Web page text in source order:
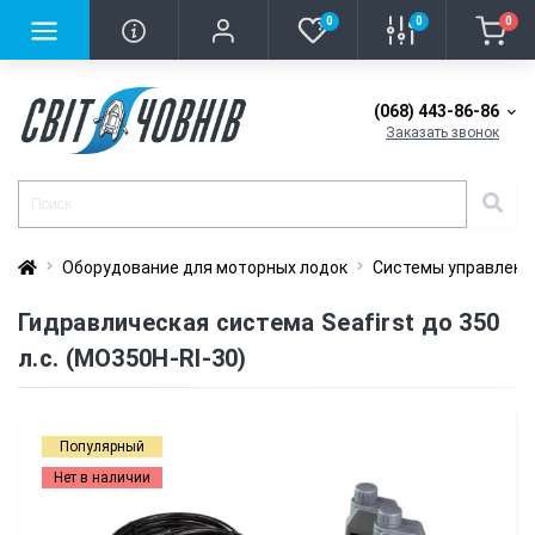
0 0 0
(068) 443-86-86
Заказать звонок
Оборудование для моторных лодок Системы
Гидравлическая система Seafirst до 350
л.с. (MO350H-RI-30)
Популярный
Нет в наличии